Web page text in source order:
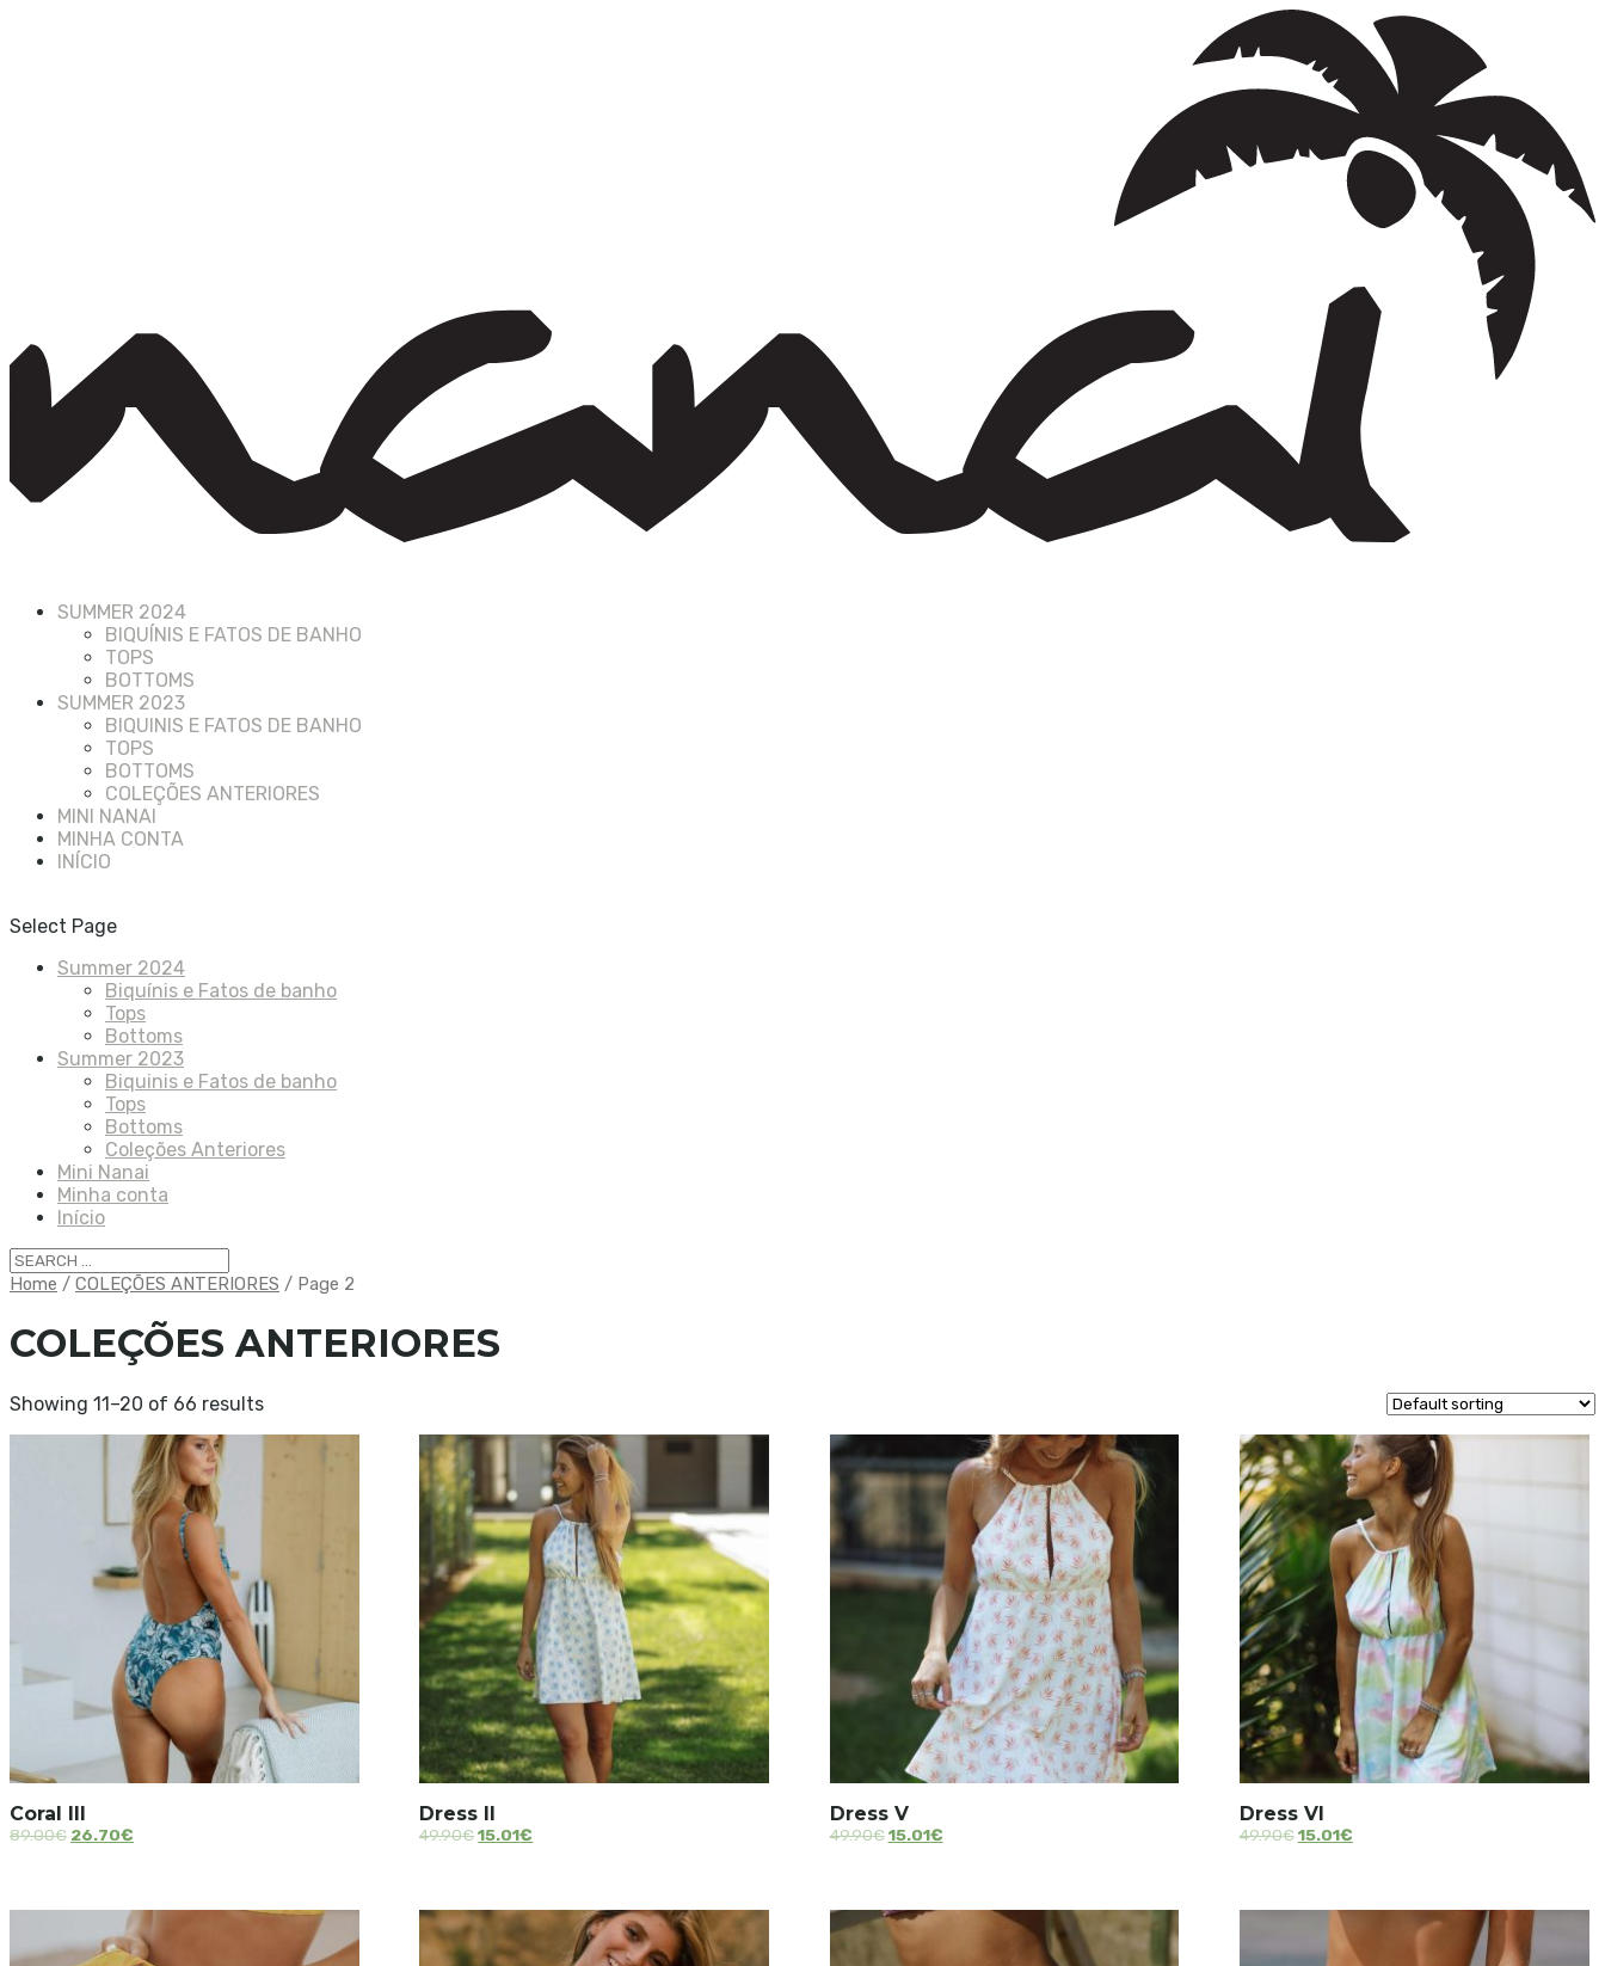
SUMMER 2024
BIQUÍNIS E FATOS DE BANHO
TOPS
BOTTOMS
SUMMER 2023
BIQUINIS E FATOS DE BANHO
TOPS
BOTTOMS
COLEÇÕES ANTERIORES
MINI NANAI
MINHA CONTA
INÍCIO
Select Page
Summer 2024
Biquínis e Fatos de banho
Tops
Bottoms
Summer 2023
Biquinis e Fatos de banho
Tops
Bottoms
Coleções Anteriores
Mini Nanai
Minha conta
Início
Home / COLEÇÕES ANTERIORES / Page 2
COLEÇÕES ANTERIORES
Showing 11–20 of 66 results
Coral III
89.00€ 26.70€
Dress II
49.90€ 15.01€
Dress V
49.90€ 15.01€
Dress VI
49.90€ 15.01€